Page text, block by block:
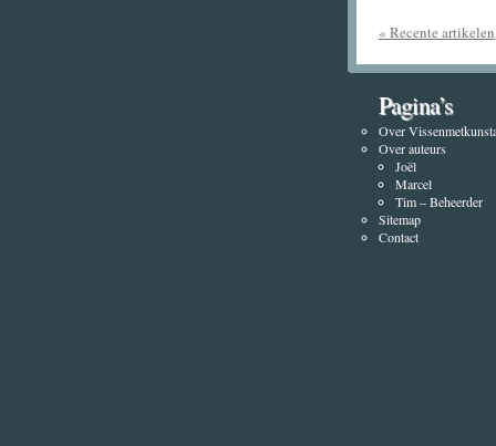
« Recente artikelen
Pagina’s
Over
Over auteurs
Joël
Marcel
Tim – Beheerder
Sitemap
Contact